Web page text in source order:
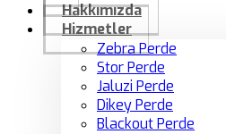
Hakkımızda
Hizmetler
Zebra Perde
Stor Perde
Jaluzi Perde
Dikey Perde
Blackout Perde